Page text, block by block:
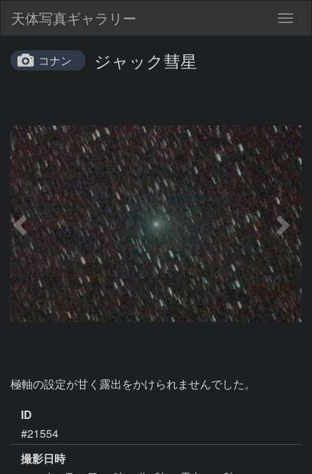
天体写真ギャラリー
コナン ジャック彗星
極軸の設定が甘く露出をかけられませんでした。
ID
#21554
撮影日時